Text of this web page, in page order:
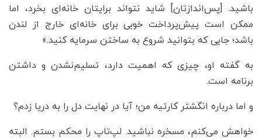
باشید. [پس‌اندازتان] شاید نتواند برایتان خانه‌ای بخرد، اما
ممکن است پیش‌پرداخت خوبی برای خانه‌ای خارج از لندن
باشد؛ جایی که بتوانید شروع به ساختن سرمایه کنید.»
به گفته او، چیزی که اهمیت دارد، تسلیم‌نشدن و داشتن
برنامه است.
و اما درباره انگشتر کارتیه من؛ آیا در نهایت دل را به دریا زدم؟
خواهش می‌کنم، مسخره نباشید. لپ‌تاپ را محکم بستم. البته